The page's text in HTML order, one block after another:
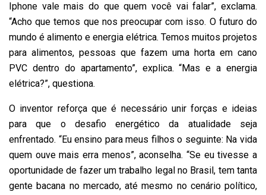
Iphone vale mais do que quem você vai falar”, exclama.
“Acho que temos que nos preocupar com isso. O futuro do
mundo é alimento e energia elétrica. Temos muitos projetos
para alimentos, pessoas que fazem uma horta em cano
PVC dentro do apartamento”, explica. “Mas e a energia
elétrica?”, questiona.
O inventor reforça que é necessário unir forças e ideias
para que o desafio energético da atualidade seja
enfrentado. “Eu ensino para meus filhos o seguinte: Na vida
quem ouve mais erra menos”, aconselha. “Se eu tivesse a
oportunidade de fazer um trabalho legal no Brasil, tem tanta
gente bacana no mercado, até mesmo no cenário político,